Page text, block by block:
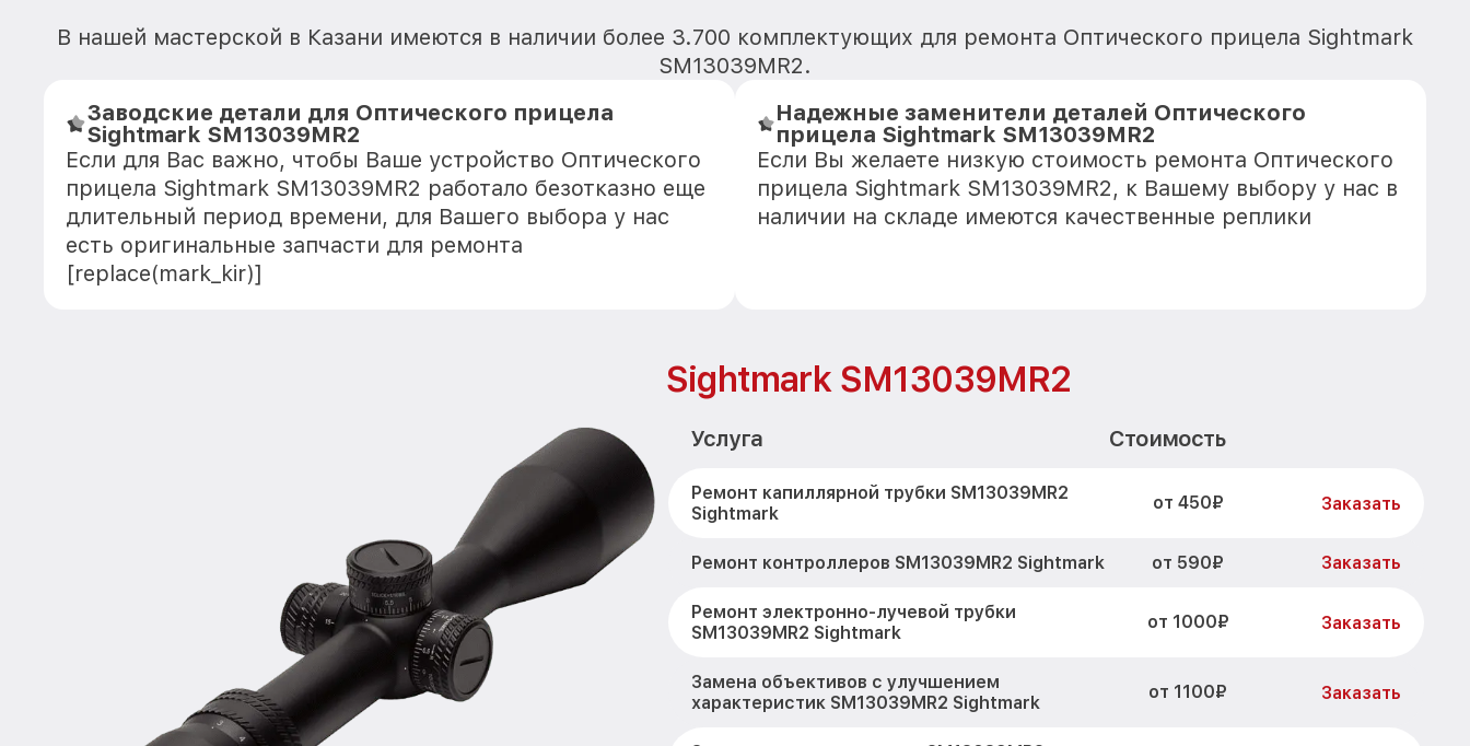
В нашей мастерской в Казани имеются в наличии более 3.700 комплектующих для ремонта Оптического прицела Sightmark
SM13039MR2.
Заводские детали для Оптического прицела
Sightmark SM13039MR2
Если для Вас важно, чтобы Ваше устройство Оптического
прицела Sightmark SM13039MR2 работало безотказно еще
длительный период времени, для Вашего выбора у нас
есть оригинальные запчасти для ремонта
[replace(mark_kir)]
Надежные заменители деталей Оптического
прицела Sightmark SM13039MR2
Если Вы желаете низкую стоимость ремонта Оптического
прицела Sightmark SM13039MR2, к Вашему выбору у нас в
наличии на складе имеются качественные реплики
Sightmark SM13039MR2
Услуга Стоимость
Ремонт капиллярной трубки SM13039MR2
Sightmark
от 450₽ Заказать
Ремонт контроллеров SM13039MR2 Sightmark от 590₽ Заказать
Ремонт электронно-лучевой трубки
SM13039MR2 Sightmark
от 1000₽ Заказать
Замена объективов с улучшением
характеристик SM13039MR2 Sightmark
от 1100₽ Заказать